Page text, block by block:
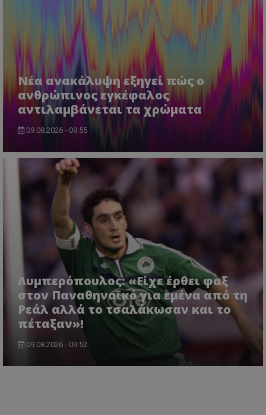
Νέα ανακάλυψη εξηγεί πώς ο
ανθρώπινος εγκέφαλος
αντιλαμβάνεται τα χρώματα
09.08.2026 - 09:55
Λυμπερόπουλος: «Είχε έρθει φαξ
στον Παναθηναϊκό για εμένα από τη
Ρεάλ αλλά το τσαλάκωσαν και το
πέταξαν»!
09.08.2026 - 09:52